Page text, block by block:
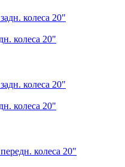
колеса 20"
колеса 20"